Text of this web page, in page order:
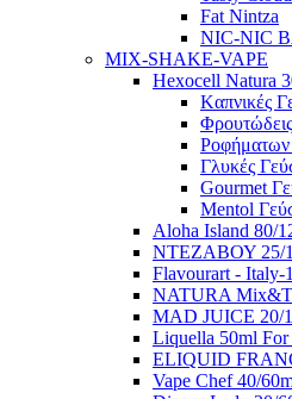
Fat Nintza
NIC-NIC
MIX-SHAKE-VAPE
Hexocell Natura
Kαπνικές
Ροφήματων
Γλυκές
Gourmet
Mentol
Aloha Island 80/
ΝΤΕΖΑΒΟΥ 25/
Flavourart - Italy-
NATURA
MAD JUICE 20/
Liquella 50ml For
ELIQUID
Vape Chef 40/